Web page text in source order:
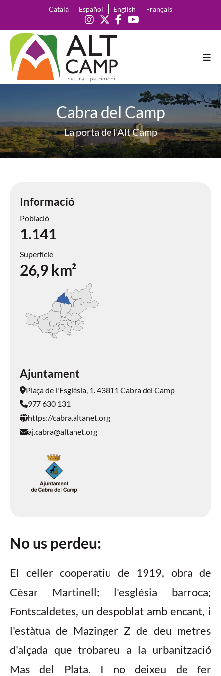
Català Español English Français
Cabra del Camp
La porta de l'Alt Camp
Informació
Població
1.141
Superfície
26,9 km²
Ajuntament
Plaça de l'Església, 1. 43811 Cabra del Camp
977 630 131
https://cabra.altanet.org
aj.cabra@altanet.org
No us perdeu:
El celler cooperatiu de 1919, obra de
Cèsar Martinell; l'església barroca;
Fontscaldetes, un despoblat amb encant, i
l'estàtua de Mazinger Z de deu metres
d'alçada que trobareu a la urbanització
Mas del Plata. I no deixeu de fer